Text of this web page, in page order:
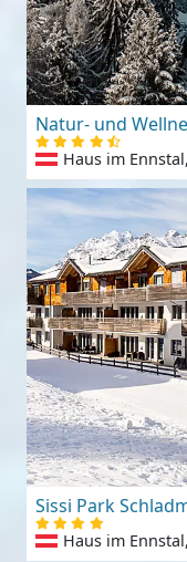
Natur- und
Haus im
Sissi Park
Haus im